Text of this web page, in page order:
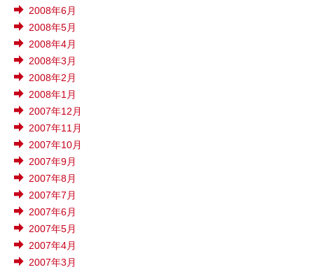
2008年6月
2008年5月
2008年4月
2008年3月
2008年2月
2008年1月
2007年12月
2007年11月
2007年10月
2007年9月
2007年8月
2007年7月
2007年6月
2007年5月
2007年4月
2007年3月